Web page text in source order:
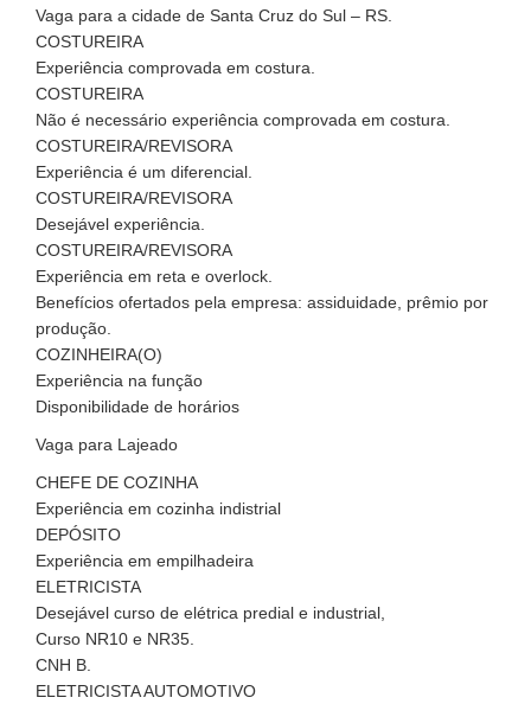
Vaga para a cidade de Santa Cruz do Sul – RS.
COSTUREIRA
Experiência comprovada em costura.
COSTUREIRA
Não é necessário experiência comprovada em costura.
COSTUREIRA/REVISORA
Experiência é um diferencial.
COSTUREIRA/REVISORA
Desejável experiência.
COSTUREIRA/REVISORA
Experiência em reta e overlock.
Benefícios ofertados pela empresa: assiduidade, prêmio por
produção.
COZINHEIRA(O)
Experiência na função
Disponibilidade de horários
Vaga para Lajeado
CHEFE DE COZINHA
Experiência em cozinha indistrial
DEPÓSITO
Experiência em empilhadeira
ELETRICISTA
Desejável curso de elétrica predial e industrial,
Curso NR10 e NR35.
CNH B.
ELETRICISTA AUTOMOTIVO